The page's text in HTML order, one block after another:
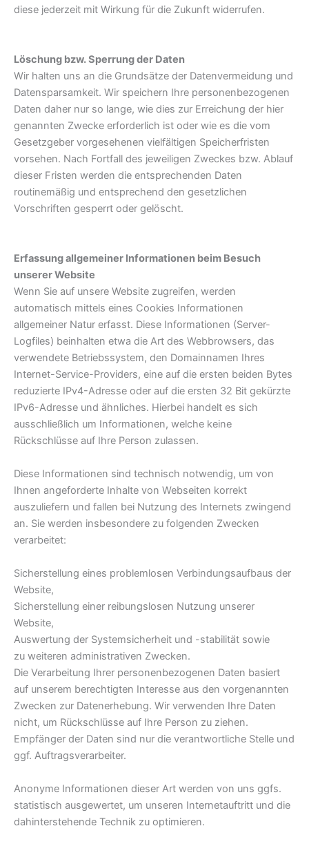
diese jederzeit mit Wirkung für die Zukunft widerrufen.
Löschung bzw. Sperrung der Daten
Wir halten uns an die Grundsätze der Datenvermeidung und
Datensparsamkeit. Wir speichern Ihre personenbezogenen
Daten daher nur so lange, wie dies zur Erreichung der hier
genannten Zwecke erforderlich ist oder wie es die vom
Gesetzgeber vorgesehenen vielfältigen Speicherfristen
vorsehen. Nach Fortfall des jeweiligen Zweckes bzw. Ablauf
dieser Fristen werden die entsprechenden Daten
routinemäßig und entsprechend den gesetzlichen
Vorschriften gesperrt oder gelöscht.
Erfassung allgemeiner Informationen beim Besuch
unserer Website
Wenn Sie auf unsere Website zugreifen, werden
automatisch mittels eines Cookies Informationen
allgemeiner Natur erfasst. Diese Informationen (Server-
Logfiles) beinhalten etwa die Art des Webbrowsers, das
verwendete Betriebssystem, den Domainnamen Ihres
Internet-Service-Providers, eine auf die ersten beiden Bytes
reduzierte IPv4-Adresse oder auf die ersten 32 Bit gekürzte
IPv6-Adresse und ähnliches. Hierbei handelt es sich
ausschließlich um Informationen, welche keine
Rückschlüsse auf Ihre Person zulassen.
Diese Informationen sind technisch notwendig, um von
Ihnen angeforderte Inhalte von Webseiten korrekt
auszuliefern und fallen bei Nutzung des Internets zwingend
an. Sie werden insbesondere zu folgenden Zwecken
verarbeitet:
Sicherstellung eines problemlosen Verbindungsaufbaus der
Website,
Sicherstellung einer reibungslosen Nutzung unserer
Website,
Auswertung der Systemsicherheit und -stabilität sowie
zu weiteren administrativen Zwecken.
Die Verarbeitung Ihrer personenbezogenen Daten basiert
auf unserem berechtigten Interesse aus den vorgenannten
Zwecken zur Datenerhebung. Wir verwenden Ihre Daten
nicht, um Rückschlüsse auf Ihre Person zu ziehen.
Empfänger der Daten sind nur die verantwortliche Stelle und
ggf. Auftragsverarbeiter.
Anonyme Informationen dieser Art werden von uns ggfs.
statistisch ausgewertet, um unseren Internetauftritt und die
dahinterstehende Technik zu optimieren.